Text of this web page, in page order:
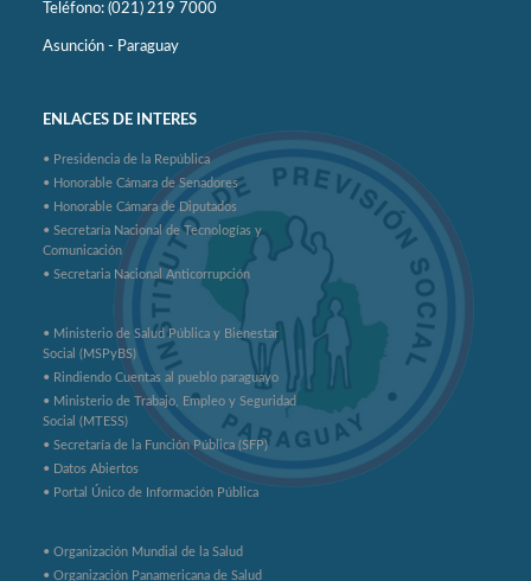
Teléfono: (021) 219 7000
Asunción - Paraguay
ENLACES DE INTERES
• Presidencia de la República
• Honorable Cámara de Senadores
• Honorable Cámara de Diputados
• Secretaría Nacional de Tecnologías y
Comunicación
• Secretaria Nacional Anticorrupción
• Ministerio de Salud Pública y Bienestar
Social (MSPyBS)
• Rindiendo Cuentas al pueblo paraguayo
• Ministerio de Trabajo, Empleo y Seguridad
Social (MTESS)
• Secretaría de la Función Pública (SFP)
• Datos Abiertos
• Portal Único de Información Pública
• Organización Mundial de la Salud
• Organización Panamericana de Salud